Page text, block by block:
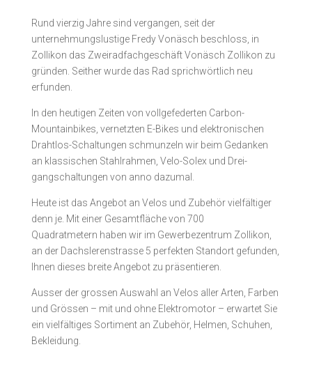
Rund vierzig Jahre sind vergangen, seit der
unternehmungslustige Fredy Vonäsch beschloss, in
Zollikon das Zweiradfachgeschäft Vonäsch Zollikon zu
gründen. Seither wurde das Rad sprichwörtlich neu
erfunden.
In den heutigen Zeiten von vollgefederten Carbon-
Mountainbikes, vernetzten E-Bikes und elektronischen
Drahtlos-Schaltungen schmunzeln wir beim Gedanken
an klassischen Stahlrahmen, Velo-Solex und Drei­
gangschaltungen von anno dazumal.
Heute ist das Angebot an Velos und Zubehör vielfältiger
denn je. Mit einer Gesamtfläche von 700
Quadratmetern haben wir im Gewerbezentrum Zollikon,
an der Dachslerenstrasse 5 perfekten Standort gefunden,
Ihnen dieses breite Angebot zu präsentieren.
Ausser der grossen Auswahl an Velos aller Arten, Farben
und Grössen – mit und ohne Elektromotor – erwartet Sie
ein vielfältiges Sortiment an Zubehör, Helmen, Schuhen,
Bekleidung.